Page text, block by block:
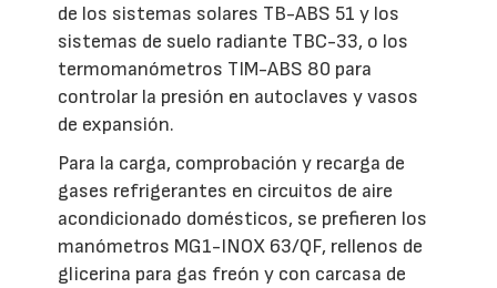
de los sistemas solares TB-ABS 51 y los
sistemas de suelo radiante TBC-33, o los
termomanómetros TIM-ABS 80 para
controlar la presión en autoclaves y vasos
de expansión.
Para la carga, comprobación y recarga de
gases refrigerantes en circuitos de aire
acondicionado domésticos, se prefieren los
manómetros MG1-INOX 63/QF, rellenos de
glicerina para gas freón y con carcasa de